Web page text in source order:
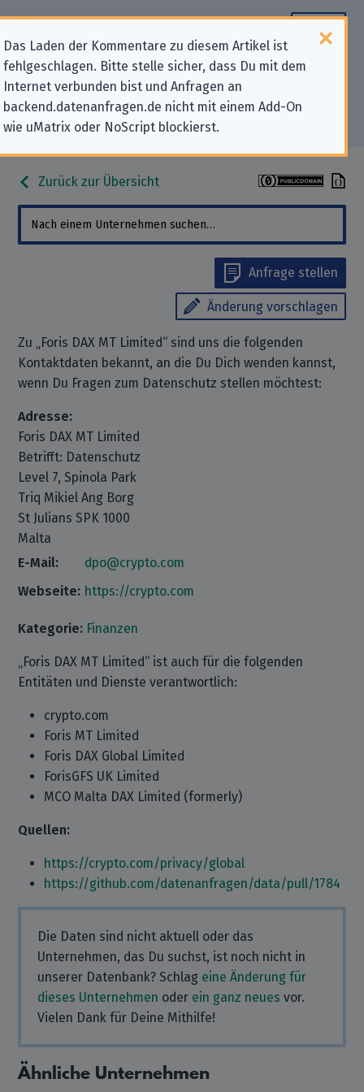
Das Laden der Kommentare zu diesem Artikel ist
fehlgeschlagen. Bitte stelle sicher, dass Du mit dem
Internet verbunden bist und Anfragen an
backend.datenanfragen.de nicht mit einem Add-On
wie uMatrix oder NoScript blockierst.
Datenschutz-Kontaktdaten für
„Foris DAX MT Limited“
Zurück zur Übersicht
Anfrage stellen
Änderung vorschlagen
Zu „Foris DAX MT Limited“ sind uns die folgenden
Kontaktdaten bekannt, an die Du Dich wenden kannst,
wenn Du Fragen zum Datenschutz stellen möchtest:
Adresse:
Foris DAX MT Limited
Betrifft: Datenschutz
Level 7, Spinola Park
Triq Mikiel Ang Borg
St Julians SPK 1000
Malta
E-Mail:
dpo@crypto.com
Webseite: https://crypto.com
Kategorie: Finanzen
„Foris DAX MT Limited“ ist auch für die folgenden
Entitäten und Dienste verantwortlich:
crypto.com
Foris MT Limited
Foris DAX Global Limited
ForisGFS UK Limited
MCO Malta DAX Limited (formerly)
Quellen:
https://crypto.com/privacy/global
https://github.com/datenanfragen/data/pull/1784
Die Daten sind nicht aktuell oder das
Unternehmen, das Du suchst, ist noch nicht in
unserer Datenbank? Schlag eine Änderung für
dieses Unternehmen oder ein ganz neues vor.
Vielen Dank für Deine Mithilfe!
Ähnliche Unternehmen